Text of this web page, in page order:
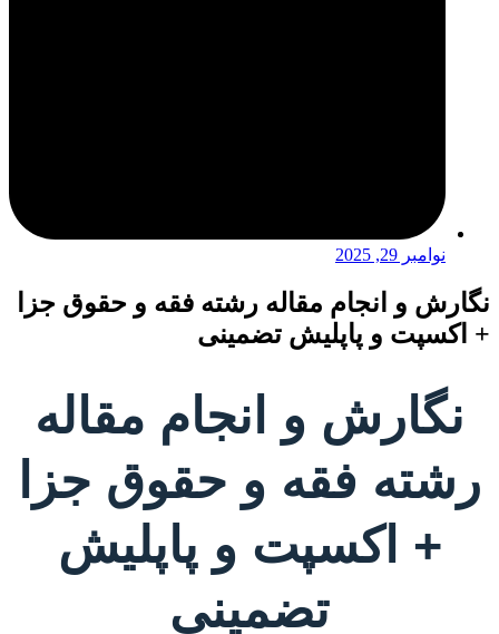
نوامبر 29, 2025
نگارش و انجام مقاله رشته فقه و حقوق جزا
+ اکسپت و پاپلیش تضمینی
نگارش و انجام مقاله
رشته فقه و حقوق جزا
+ اکسپت و پاپلیش
تضمینی